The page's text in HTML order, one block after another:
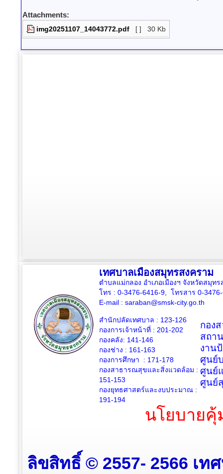
Attachments:
img20251107_14043772.pdf [ ] 30 Kb
เทศบาลเมืองสมุทรสงคราม
ตำบลแม่กลอง อำเภอเมืองฯ จังหวัดสมุท
โทร : 0-3476-6416-9, โทรสาร 0-
E-mail : saraban@smsk-city.go.th
สำนักปลัดเทศบาล : 123-126
กองการเจ้าหน้าที่ : 201-202
กองคลัง: 141-146
กองช่าง : 161-163
กองการศึกษา : 171-178
กองสาธารณสุขและสิ่งแวดล้อม :
151-153
กองยุทธศาสตร์และงบประมาณ :
191-194
กอง
สถา
งาน
ศูนย์
ศูนย์
ศูนย์
นโยบาย
ลิขสิทธิ์ © 2557- 2566 เท